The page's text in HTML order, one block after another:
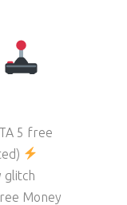
5 free
glitch
Money